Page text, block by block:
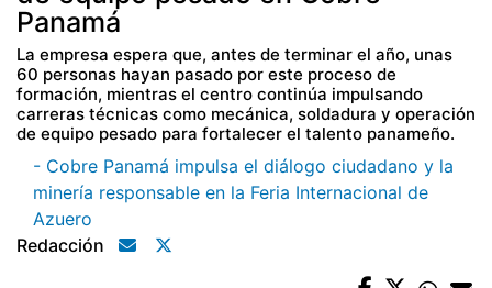
Panamá
La empresa espera que, antes de terminar el año, unas
60 personas hayan pasado por este proceso de
formación, mientras el centro continúa impulsando
carreras técnicas como mecánica, soldadura y operación
de equipo pesado para fortalecer el talento panameño.
- Cobre Panamá impulsa el diálogo ciudadano y la
minería responsable en la Feria Internacional de
Azuero
Redacción